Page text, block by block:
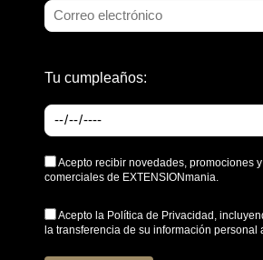
Tu cumpleaños:
Acepto recibir novedades, promociones
comerciales de EXTENSIONmania.
Acepto la Política de Privacidad,
la transferencia de su información personal